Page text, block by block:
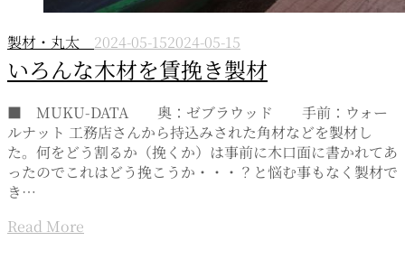
製材・丸太 2024-05-152024-05-15
いろんな木材を賃挽き製材
■ MUKU-DATA 奥：ゼブラウッド 手前：ウォー
ルナット 工務店さんから持込みされた角材などを製材し
た。何をどう割るか（挽くか）は事前に木口面に書かれてあ
ったのでこれはどう挽こうか・・・？と悩む事もなく製材で
き…
Read More